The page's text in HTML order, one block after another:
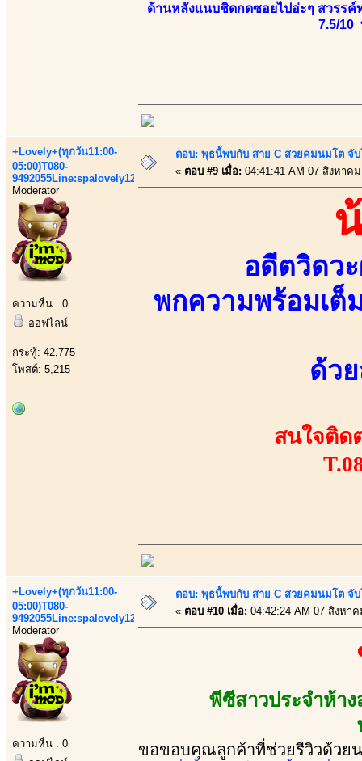
ด้านหลังแนบชิดกดซอยไปอ่ะๆ สวรร
7.5/10
+Lovely+(ทุกวัน11:00-
05:00)T080-
9492055Line:spalovely123
Moderator
ความหื่น : 0
ออฟไลน์
กระทู้: 42,775
โพสต์: 5,215
ตอบ: พุธนี้พบกับ สาย C สวยคมนมโต จั
« ตอบ #9 เมื่อ: 04:41:41 AM 07 สิงหาค
อดีตวิดว
พกความพร้อมเต็
ด้ว
สนใจติด
+Lovely+(ทุกวัน11:00-
05:00)T080-
9492055Line:spalovely123
Moderator
ความหื่น : 0
ตอบ: พุธนี้พบกับ สาย C สวยคมนมโต จั
« ตอบ #10 เมื่อ: 04:42:24 AM 07 สิงหา
พีซีสาวประจำห้า
ขอขอบคุณลูกค้าที่ช่วยรีวิวด้วย